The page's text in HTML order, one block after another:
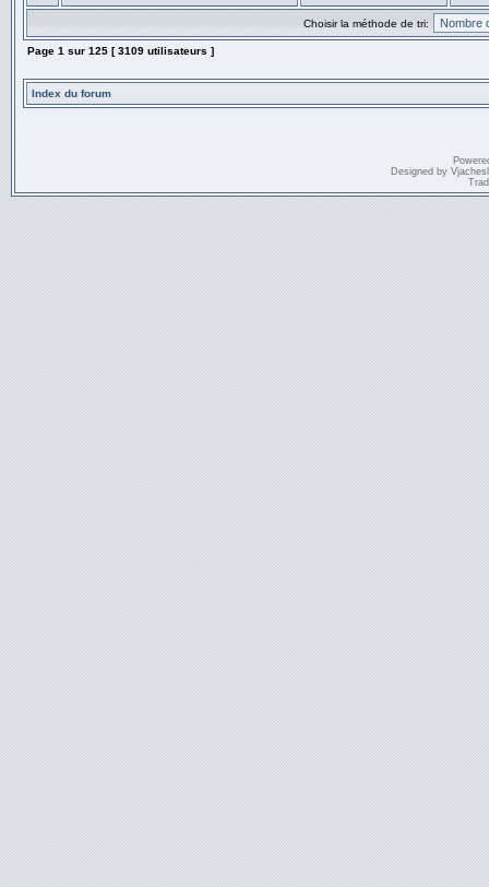
Choisir la méthode de tri:
Page 1 sur 125 [ 3109 utilisateurs ]
Index du forum
Designed by